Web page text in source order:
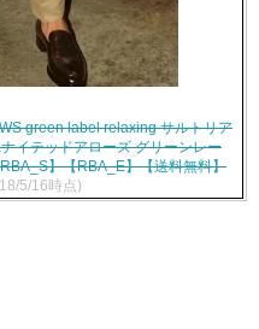
green label relaxing サルトリア
イテッドアローズ グリーンレー
】【RBA_E】【送料無料】
5/16時点)